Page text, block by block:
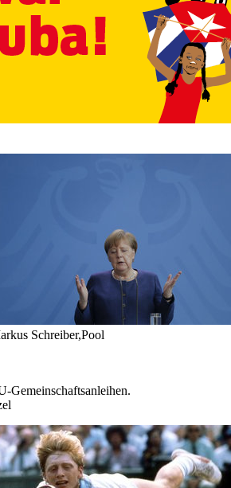
Schreiber,Pool
Gemeinschaftsanleihen.